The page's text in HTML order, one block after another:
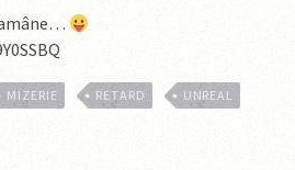
MIZERIE RETARD UNREAL